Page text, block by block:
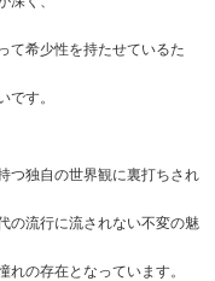
て希少性を持たせているた
す。
つ独自の世界観に裏打ちされ
の流行に流されない不変の魅
の存在となっています。